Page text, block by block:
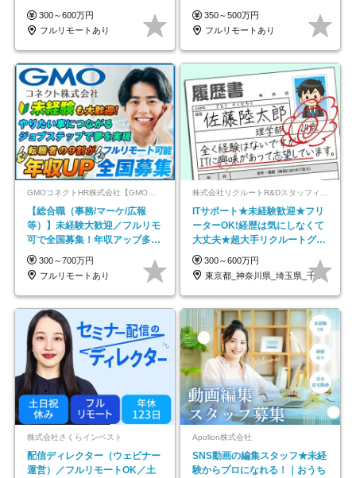
在宅勤務手当あり
300～600万円
フルリモートあり
以上
350～500万円
フルリモートあり
GMOコネクトHR株式会社【GMOインターネットグループ】
【総合職（事務/マーケ/広報
等）】未経験大歓迎／フルリモ
可で全国募集！年収アップ多数
★年休最大130日★
300～700万円
フルリモートあり
ITサポート★未経験歓迎★フリ
ーターOK!経歴は気にしなくて
大丈夫★超大手リクルートグル
ープの正社員/sg
300～600万円
東京都_神奈川県_埼玉県_千葉県_大阪府…
株式会社さくらインベスト
配信ディレクター（ウェビナー
運営）／フルリモートOK／土
Apollon株式会社
SNS動画の編集スタッフ★未経
験からプロになれる！｜おうち